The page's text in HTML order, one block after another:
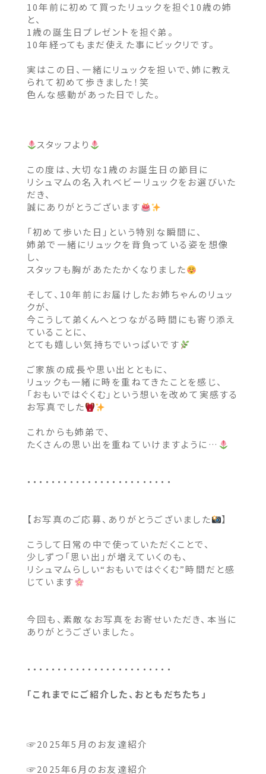
10年前に初めて買ったリュックを担ぐ10歳の姉
と、
1歳の誕生日プレゼントを担ぐ弟。
10年経ってもまだ使えた事にビックリです。
実はこの日、一緒にリュックを担いで、姉に教え
られて初めて歩きました！笑
色んな感動があった日でした。
スタッフより
この度は、大切な1歳のお誕生日の節目に
リシュマムの名入れベビーリュックをお選びいた
だき、
誠にありがとうございます
「初めて歩いた日」という特別な瞬間に、
姉弟で一緒にリュックを背負っている姿を想像
し、
スタッフも胸があたたかくなりました
そして、10年前にお届けしたお姉ちゃんのリュッ
クが、
今こうして弟くんへとつながる時間にも寄り添え
ていることに、
とても嬉しい気持ちでいっぱいです
ご家族の成長や思い出とともに、
リュックも一緒に時を重ねてきたことを感じ、
「おもいではぐくむ」という想いを改めて実感する
お写真でした
これからも姉弟で、
たくさんの思い出を重ねていけますように…
・・・・・・・・・・・・・・・・・・・・・・・・
【お写真のご応募、ありがとうございました
】
こうして日常の中で使っていただくことで、
少しずつ「思い出」が増えていくのも、
リシュマムらしい“おもいではぐくむ”時間だと感
じています
今回も、素敵なお写真をお寄せいただき、本当に
ありがとうございました。
・・・・・・・・・・・・・・・・・・・・・・・・
「これまでにご紹介した、おともだちたち」
☞2025年5月のお友達紹介
☞2025年6月のお友達紹介